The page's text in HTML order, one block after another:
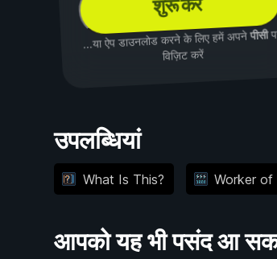
शुरू करें
...या ऐप डाउनलोड करने के लिए हमें अपनेपीसी
विज़िट करें
उपलब्धियां
What Is This? Worker
आपको यह भी पसंद आ